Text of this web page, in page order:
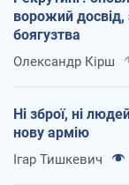
ворожий досвід,
боягузтва
Олександр Кірш
Ні зброї, ні
нову армію
Ігар Тишкевич